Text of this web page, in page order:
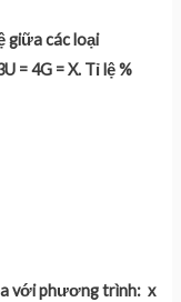
giữa các loại
= 4G = X. Tỉ lệ %
với phương trình: x